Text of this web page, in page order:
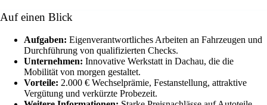
Auf einen Blick
Aufgaben: Eigenverantwortliches Arbeiten an Fahrzeugen und
Durchführung von qualifizierten Checks.
Unternehmen: Innovative Werkstatt in Dachau, die die
Mobilität von morgen gestaltet.
Vorteile: 2.000 € Wechselprämie, Festanstellung, attraktive
Vergütung und verkürzte Probezeit.